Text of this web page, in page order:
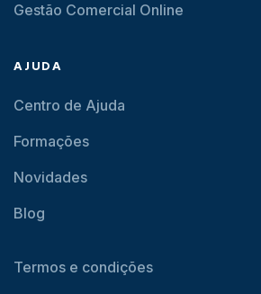
Gestão Comercial Online
AJUDA
Centro de Ajuda
Formações
Novidades
Blog
Termos e condições